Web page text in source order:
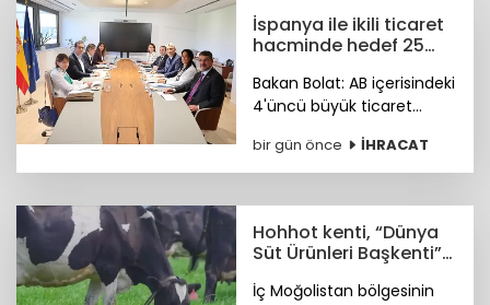
tek merkezde toplanacak.
İspanya ile ikili ticaret
hacminde hedef 25
Bakan Bolat: AB içerisindeki
4'üncü büyük ticaret
ikili ticaret hacmimizi orta
vadede yıllık 25 milyar
hedefliyoruz.
bir gün önce İHRACAT
Hohhot kenti, “Dünya
Süt Ürünleri Başkenti”
İç Moğolistan bölgesinin